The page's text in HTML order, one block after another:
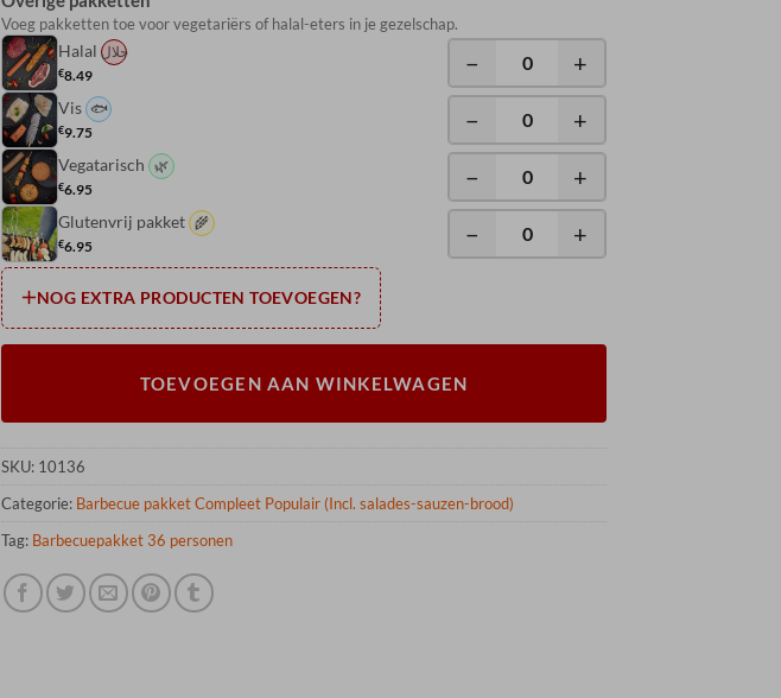
Voeg pakketten toe voor vegetariërs of halal-eters in je gezelschap.
Halal حلال
€8.49 − +
Vis 🐟
€9.75 − +
Vegatarisch 🌿
€6.95 − +
Glutenvrij pakket 🌾
€6.95 − +
NOG EXTRA PRODUCTEN TOEVOEGEN?
TOEVOEGEN AAN WINKELWAGEN
SKU: 10136
Categorie: Barbecue pakket Compleet Populair (Incl. salades-sauzen-brood)
Tag: Barbecuepakket 36 personen